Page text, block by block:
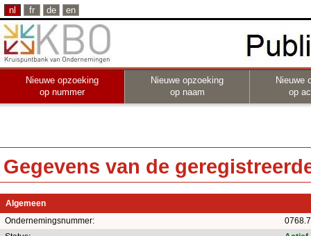
nl fr de en
Nieuwe opzoeking
op nummer
Nieuwe opzoeking
op naam
Nieuwe
op
Gegevens van de
Algemeen
Ondernemingsnummer: